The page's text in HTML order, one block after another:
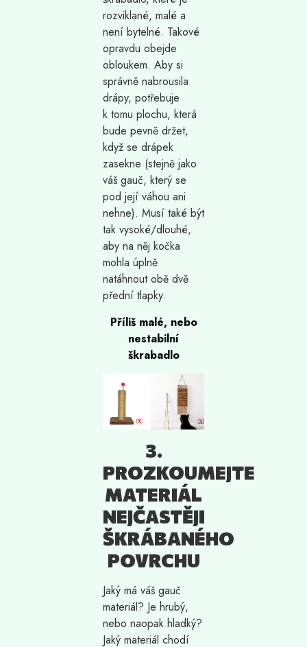
rozviklané, malé a
není bytelné. Takové
opravdu obejde
obloukem. Aby si
správně nabrousila
drápy, potřebuje
k tomu plochu, která
bude pevně držet,
když se drápek
zasekne (stejně jako
váš gauč, který se
pod její váhou ani
nehne). Musí také být
tak vysoké/dlouhé,
aby na něj kočka
mohla úplně
natáhnout obě dvě
přední tlapky.
Příliš malé, nebo
nestabilní
škrabadlo
3.
PROZKOUMEJTE
MATERIÁL
NEJČASTĚJI
ŠKRÁBANÉHO
POVRCHU
Jaký má váš gauč
materiál? Je hrubý,
nebo naopak hladký?
Jaký materiál chodí